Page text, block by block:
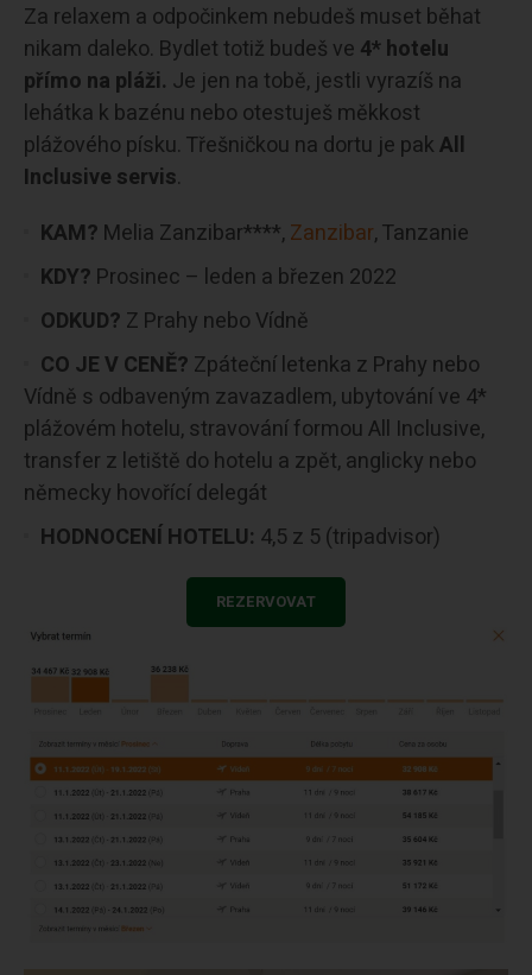
Za relaxem a odpočinkem nebudeš muset běhat
nikam daleko. Bydlet totiž budeš ve 4* hotelu
přímo na pláži. Je jen na tobě, jestli vyrazíš na
lehátka k bazénu nebo otestuješ měkkost
plážového písku. Třešničkou na dortu je pakAll
Inclusive servis.
KAM? Melia Zanzibar****, Zanzibar, Tanzanie
KDY? Prosinec – leden a březen 2022
ODKUD? Z Prahy nebo Vídně
CO JE V CENĚ? Zpáteční letenka z Prahy nebo
Vídně s odbaveným zavazadlem, ubytování ve 4*
plážovém hotelu, stravování formou All Inclusive,
transfer z letiště do hotelu a zpět, anglicky nebo
německy hovořící delegát
HODNOCENÍ HOTELU: 4,5 z 5 (tripadvisor)
REZERVOVAT